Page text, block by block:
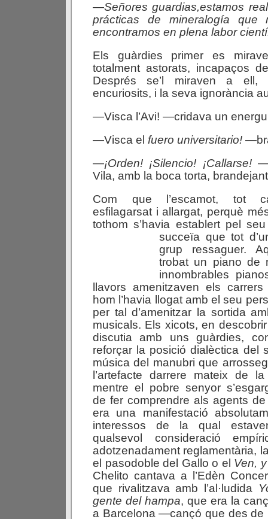
—Señoresguardias,estamos
prácticas de mineralogía que
encontramos en plena labor
Els guàrdies primer es
totalment astorats, incapaços
Després se’l miraven a
encuriosits, i la seva ignorància
—Visca l’Avi! —cridava un
—Visca el fuero universitario!
—¡Orden! ¡Silencio! ¡Callarse!
Vila, amb la boca torta,
Com que l’escamot, tot
esfilagarsat i allargat, perquè
tothom s’havia establert pel
succeïa que tot
grup ressaguer.
trobat un piano de
innombrables
llavors amenitzaven els
hom l’havia llogat amb el seu
per tal d’amenitzar la sortida
musicals. Els xicots, en
discutia amb uns guàrdies,
reforçar la posició dialèctica del
música del manubri que
l’artefacte darrere mateix de
mentre el pobre senyor
de fer comprendre als agents de
era una manifestació
interessos de la qual
qualsevol consideració
adotzenadament reglamentària,
el pasodoble del Gallo o el Ven,
Chelito cantava a l’Edèn
que rivalitzava amb l’al·ludida
Y
gente del hampa, que era la
a Barcelona —cançó que des de